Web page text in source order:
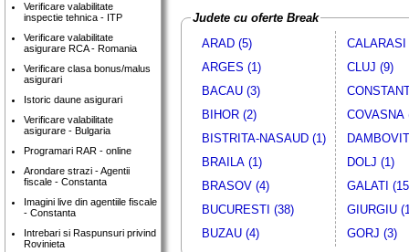
Verificare valabilitate
inspectie tehnica - ITP
Verificare valabilitate
asigurare RCA - Romania
Verificare clasa bonus/malus
asigurari
Istoric daune asigurari
Verificare valabilitate
asigurare - Bulgaria
Programari RAR - online
Arondare strazi - Agentii
fiscale - Constanta
Imagini live din agentiile fiscale
- Constanta
Intrebari si Raspunsuri privind
Rovinieta
Judete cu oferte Break
ARAD (5)
ARGES (1)
BACAU (3)
BIHOR (2)
BISTRITA-NASAUD (1)
BRAILA (1)
BRASOV (4)
BUCURESTI (38)
BUZAU (4)
CALARASI
CLUJ (9)
COVASNA
DOLJ (1)
GALATI
GIURGIU
GORJ (3)